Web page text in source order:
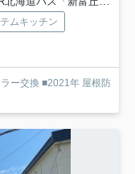
ムキッチン